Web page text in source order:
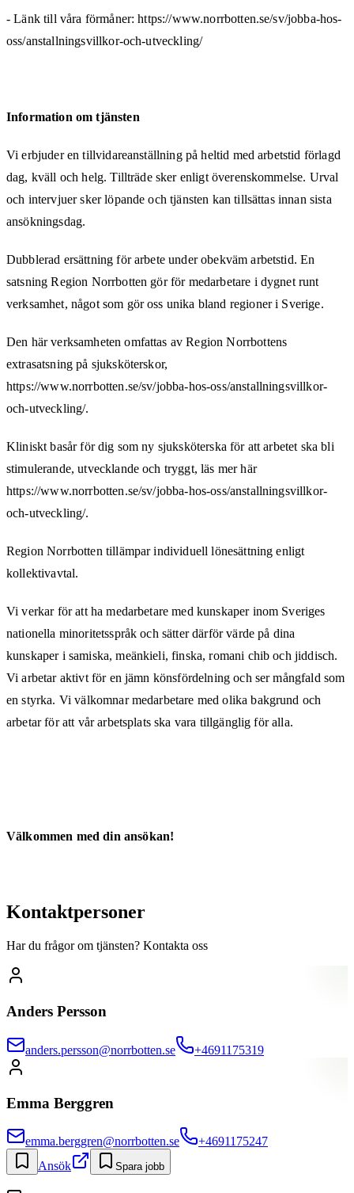
- Länk till våra förmåner: https://www.norrbotten.se/sv/jobba-hos-
oss/anstallningsvillkor-och-utveckling/
Information om tjänsten
Vi erbjuder en tillvidareanställning på heltid med arbetstid förlagd
dag, kväll och helg. Tillträde sker enligt överenskommelse. Urval
och intervjuer sker löpande och tjänsten kan tillsättas innan sista
ansökningsdag.
Dubblerad ersättning för arbete under obekväm arbetstid. En
satsning Region Norrbotten gör för medarbetare i dygnet runt
verksamhet, något som gör oss unika bland regioner i Sverige.
Den här verksamheten omfattas av Region Norrbottens
extrasatsning på sjuksköterskor,
https://www.norrbotten.se/sv/jobba-hos-oss/anstallningsvillkor-
och-utveckling/.
Kliniskt basår för dig som ny sjuksköterska för att arbetet ska bli
stimulerande, utvecklande och tryggt, läs mer här
https://www.norrbotten.se/sv/jobba-hos-oss/anstallningsvillkor-
och-utveckling/.
Region Norrbotten tillämpar individuell lönesättning enligt
kollektivavtal.
Vi verkar för att ha medarbetare med kunskaper inom Sveriges
nationella minoritetsspråk och sätter därför värde på dina
kunskaper i samiska, meänkieli, finska, romani chib och jiddisch.
Vi arbetar aktivt för en jämn könsfördelning och ser mångfald som
en styrka. Vi välkomnar medarbetare med olika bakgrund och
arbetar för att vår arbetsplats ska vara tillgänglig för alla.
Välkommen med din ansökan!
Kontaktpersoner
Har du frågor om tjänsten? Kontakta oss
Anders Persson
anders.persson@norrbotten.se +4691175319
Emma Berggren
emma.berggren@norrbotten.se
+4691175247
Ansök
Spara jobb